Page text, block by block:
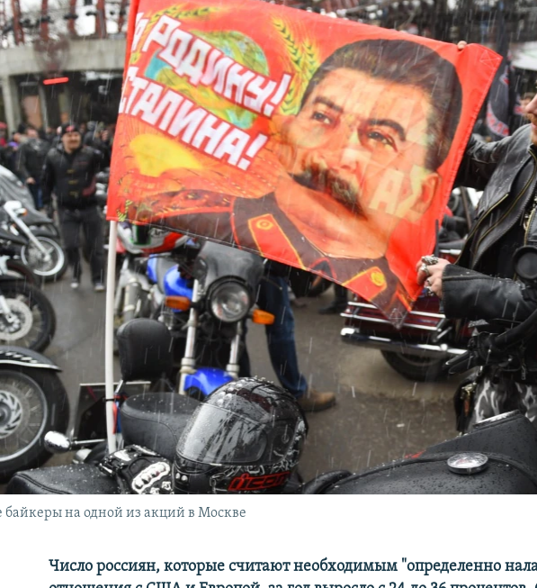
на одной из акций в Москве
Число россиян, которые считают необходимым "определенно